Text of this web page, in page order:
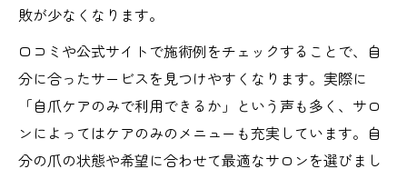
敗が少なくなります。
口コミや公式サイトで施術例をチェックすることで、自
分に合ったサービスを見つけやすくなります。実際に
「自爪ケアのみで利用できるか」という声も多く、サロ
ンによってはケアのみのメニューも充実しています。自
分の爪の状態や希望に合わせて最適なサロンを選びまし